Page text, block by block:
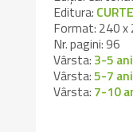
Editura:
Format: 240 x
Nr. pagini: 96
Vârsta: 3-5 ani
Vârsta:5-7 ani
Vârsta: 7-10